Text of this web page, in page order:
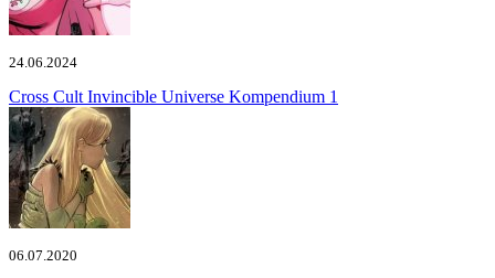
24.06.2024
Cross Cult Invincible Universe Kompendium 1
06.07.2020